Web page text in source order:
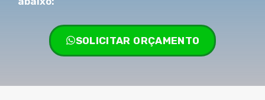
SOLICITAR ORÇAMENTO